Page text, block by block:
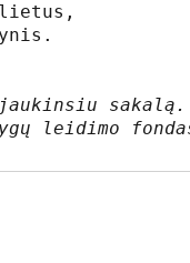
lietus,
leidimo fond